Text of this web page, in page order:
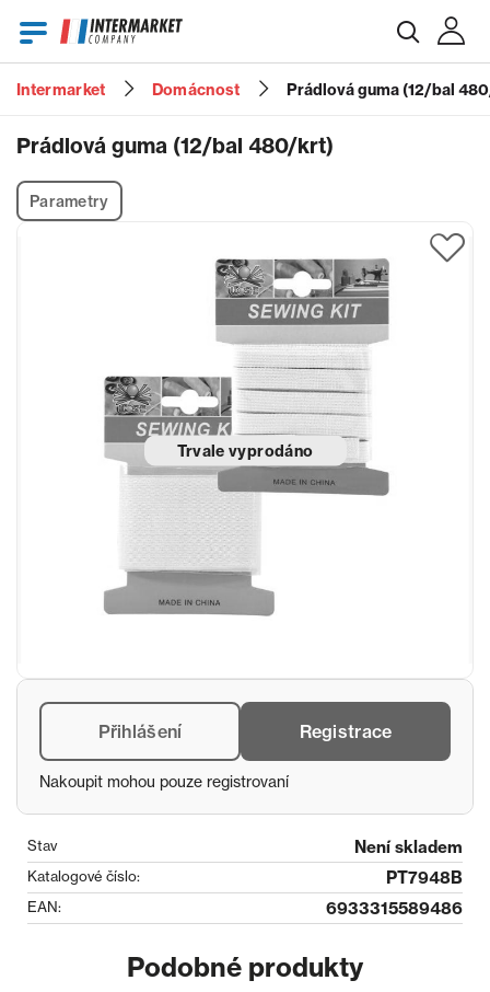
Heslo
Zapomenuté heslo?
Intermarket Domácnost Prádlová guma (12/bal
Prádlová guma (12/bal 480/krt)
Parametry
Trvale vyprodáno
Přihlášení Registrace
Nakoupit mohou pouze registrovaní
Stav Není skladem
Katalogové číslo: PT7948B
EAN: 6933315589486
Podobné produkty